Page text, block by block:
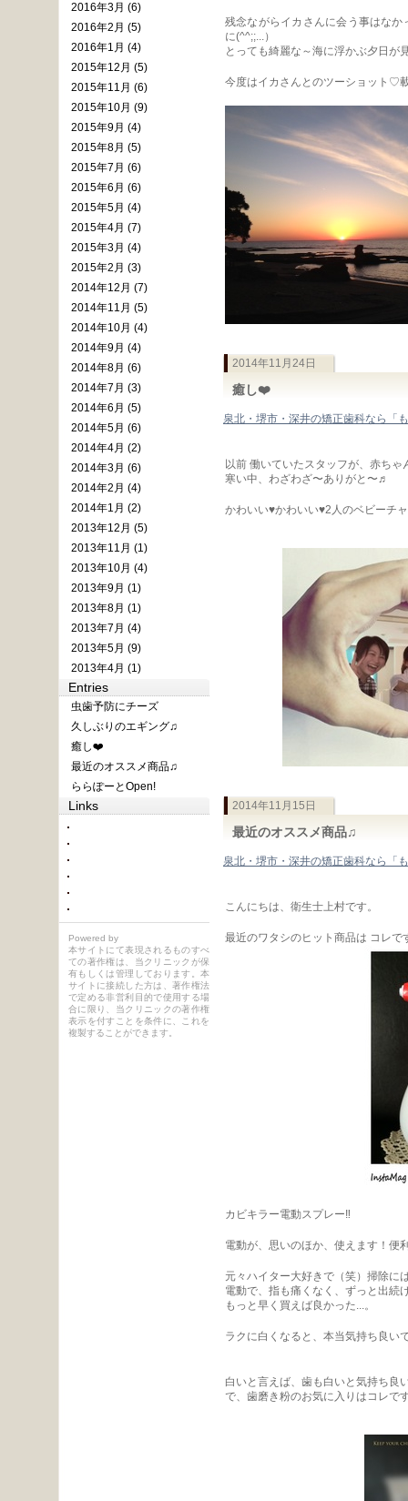
残念ながらイカさんに会う事はな
に(^^;;...）
とっても綺麗な～海に浮かぶ夕日が
今度はイカさんとのツーショット♡
2014年11月24日
癒し❤️
泉北・堺市・深井の矯正歯科なら「
以前 働いていたスタッフが、赤ち
寒い中、わざわざ〜ありがと〜♬
かわいい♥かわいい♥2人のベビーチ
2014年11月15日
最近のオススメ商品♫
泉北・堺市・深井の矯正歯科なら「
こんにちは、衛生士上村です。
最近のワタシのヒット商品は コレで
カビキラー電動スプレー‼︎
電動が、思いのほか、使えます！便
元々ハイター大好きで（笑）掃除に
電動で、指も痛くなく、ずっと出続
もっと早く買えば良かった...。
ラクに白くなると、本当気持ち良い
白いと言えば、歯も白いと気持ち良
で、歯磨き粉のお気に入りはコレで
2016年3月 (6)
2016年2月 (5)
2016年1月 (4)
2015年12月 (5)
2015年11月 (6)
2015年10月 (9)
2015年9月 (4)
2015年8月 (5)
2015年7月 (6)
2015年6月 (6)
2015年5月 (4)
2015年4月 (7)
2015年3月 (4)
2015年2月 (3)
2014年12月 (7)
2014年11月 (5)
2014年10月 (4)
2014年9月 (4)
2014年8月 (6)
2014年7月 (3)
2014年6月 (5)
2014年5月 (6)
2014年4月 (2)
2014年3月 (6)
2014年2月 (4)
2014年1月 (2)
2013年12月 (5)
2013年11月 (1)
2013年10月 (4)
2013年9月 (1)
2013年8月 (1)
2013年7月 (4)
2013年5月 (9)
2013年4月 (1)
Entries
虫歯予防にチーズ
久しぶりのエギング♫
癒し❤️
最近のオススメ商品♫
ららぽーとOpen!
Links
Powered by
本サイトにて表現されるものすべ
ての著作権は、当クリニックが保
有もしくは管理しております。本
サイトに接続した方は、著作権法
で定める非営利目的で使用する場
合に限り、当クリニックの著作権
表示を付すことを条件に、これを
複製することができます。